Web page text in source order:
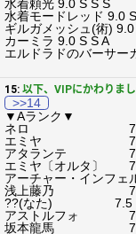
水着頼光 9.0 S S S
水着モードレッド 9.0
ギルガメッシュ(術)
カーミラ 9.0 S S A
エルドラドのバーサー
15: 以下、VIPにかわりま
>>14
▼Aランク▼
ネロ 7.5
エミヤ 7.5
アタランテ
エミヤ〔オルタ
アーチャー・イン
浅上藤乃
??(なた) 7.5
アストルフォ
坂本龍馬